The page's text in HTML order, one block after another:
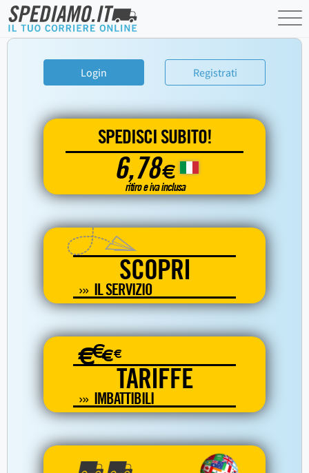
Login Registrati
SPEDISCI SUBITO!
6,78€
ritiro e iva inclusa
SCOPRI
IL SERVIZIO
€€€€
TARIFFE
IMBATTIBILI